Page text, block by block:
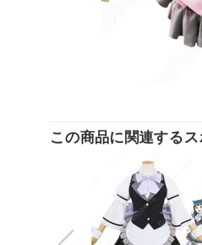
この商品に関連する